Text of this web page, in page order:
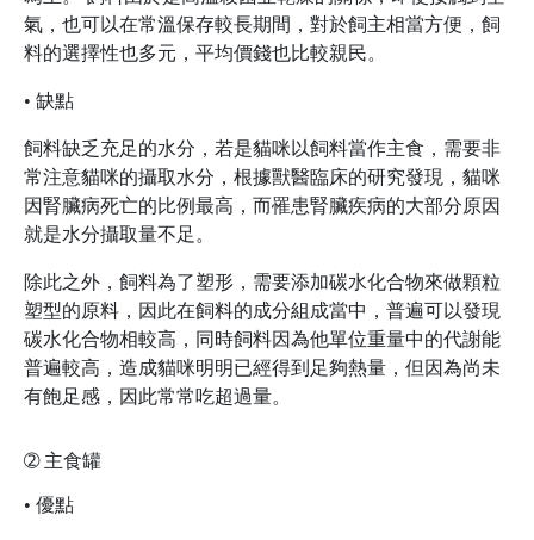
氣，也可以在常溫保存較長期間，對於飼主相當方便，飼
料的選擇性也多元，平均價錢也比較親民。
• 缺點
飼料缺乏充足的水分，若是貓咪以飼料當作主食，需要非
常注意貓咪的攝取水分，根據獸醫臨床的研究發現，貓咪
因腎臟病死亡的比例最高，而罹患腎臟疾病的大部分原因
就是水分攝取量不足。
除此之外，飼料為了塑形，需要添加碳水化合物來做顆粒
塑型的原料，因此在飼料的成分組成當中，普遍可以發現
碳水化合物相較高，同時飼料因為他單位重量中的代謝能
普遍較高，造成貓咪明明已經得到足夠熱量，但因為尚未
有飽足感，因此常常吃超過量。
➁ 主食罐
• 優點